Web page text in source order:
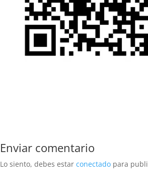
Enviar comentario
Lo siento, debes estarconectado para